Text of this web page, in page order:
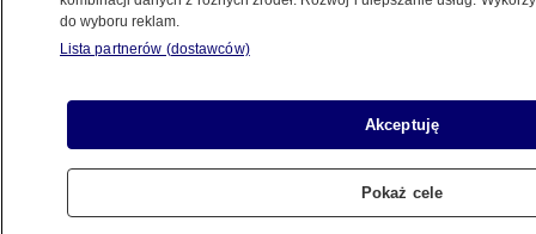
do wyboru reklam.
Lista partnerów (dostawców)
Akceptuję
Pokaż cele